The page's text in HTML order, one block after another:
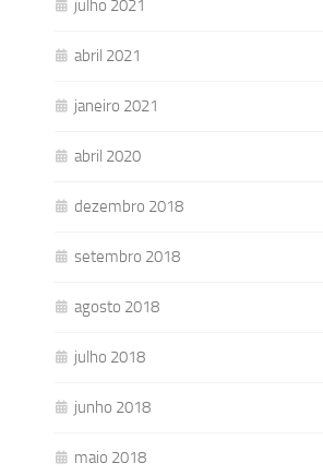
julho 2021
abril 2021
janeiro 2021
abril 2020
dezembro 2018
setembro 2018
agosto 2018
julho 2018
junho 2018
maio 2018